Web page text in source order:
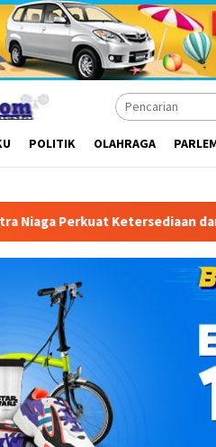
POLITIK OLAHRAGA
dan Layanan Penyaluran